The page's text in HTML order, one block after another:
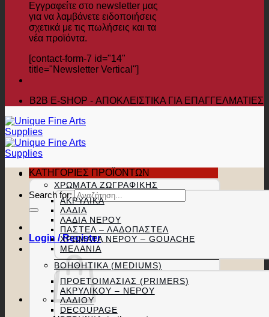
Εγγραφείτε στο newsletter μας
για να λαμβάνετε ειδοποιήσεις
σχετικά με τις πωλήσεις και τα
νέα προϊόντα.
[contact-form-7 id="14"
title="Newsletter Vertical"]
B2B Ε-SHOP - ΑΠΟΚΛΕΙΣΤΙΚΑ ΓΙΑ ΕΠΑΓΓΕΛΜΑΤΙΕΣ
Search for:
Login / Register
ΚΑΤΗΓΟΡΙΕΣ ΠΡΟΪΟΝΤΩΝ
ΧΡΏΜΑΤΑ ΖΩΓΡΑΦΙΚΉΣ
ΑΚΡΥΛΙΚΆ
ΛΆΔΙΑ
ΛΆΔΙΑ ΝΕΡΟΎ
ΠΑΣΤΕΛ – ΛΑΔΟΠΑΣΤΕΛ
ΧΡΏΜΑΤΑ ΝΕΡΟΎ – GOUACHE
ΜΕΛΆΝΙΑ
ΒΟΗΘΗΤΙΚΆ (MEDIUMS)
ΠΡΟΕΤΟΙΜΑΣΊΑΣ (PRIMERS)
ΑΚΡΥΛΙΚΟΎ – ΝΕΡΟΎ
ΛΑΔΙΟΎ
DECOUPAGE